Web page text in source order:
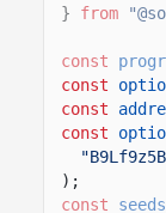
}
from
const
const
const
const
);
const
seeds